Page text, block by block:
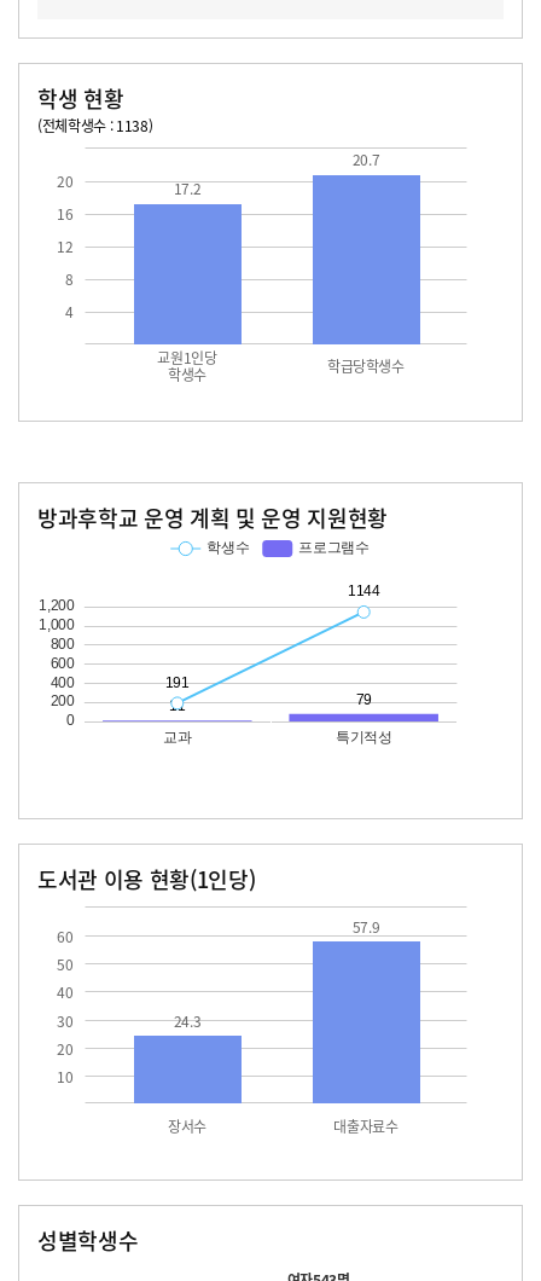
학생 현황
(전체학생수 : 1138)
4
8
12
16
20
교원1인당
학생수 학급당학생수
17.2
20.7
방과후학교 운영 계획 및 운영 지원현황
도서관 이용 현황(1인당)
10
20
30
40
50
60
장서수 대출자료수
24.3
57.9
성별학생수